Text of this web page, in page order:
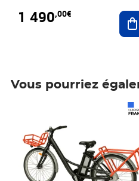
1 490,00€
Vous pourriez